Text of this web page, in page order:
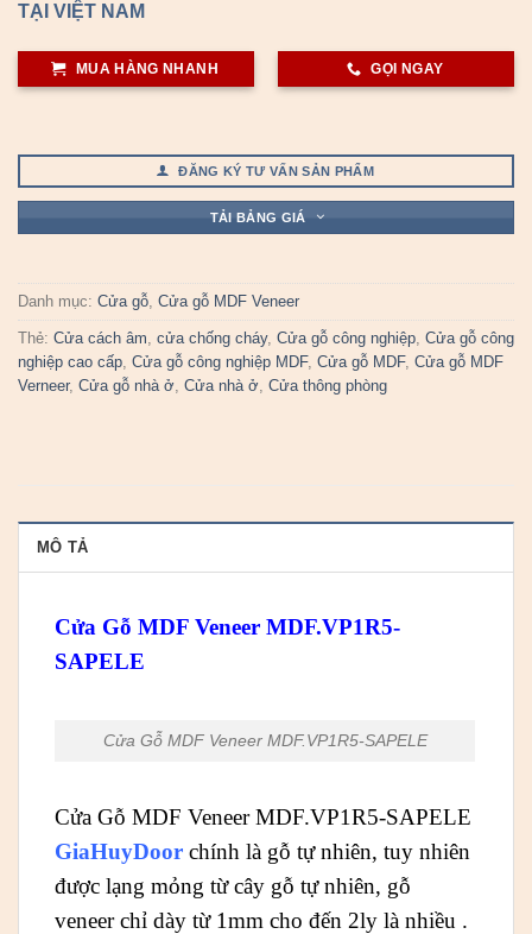
TẠI VIỆT NAM
MUA HÀNG NHANH GỌI NGAY
ĐĂNG KÝ TƯ VẤN SẢN PHẨM
TẢI BẢNG GIÁ
Danh mục: Cửa gỗ, Cửa gỗ MDF Veneer
Thẻ: Cửa cách âm, cửa chống cháy, Cửa gỗ công nghiệp, Cửa gỗ công
nghiệp cao cấp, Cửa gỗ công nghiệp MDF, Cửa gỗ MDF, Cửa gỗ MDF
Verneer, Cửa gỗ nhà ở, Cửa nhà ở, Cửa thông phòng
MÔ TẢ
Cửa Gỗ MDF Veneer MDF.VP1R5-
SAPELE
Cửa Gỗ MDF Veneer MDF.VP1R5-SAPELE
Cửa Gỗ MDF Veneer MDF.VP1R5-SAPELE
GiaHuyDoor chính là gỗ tự nhiên, tuy nhiên
được lạng mỏng từ cây gỗ tự nhiên, gỗ
veneer chỉ dày từ 1mm cho đến 2ly là nhiều .